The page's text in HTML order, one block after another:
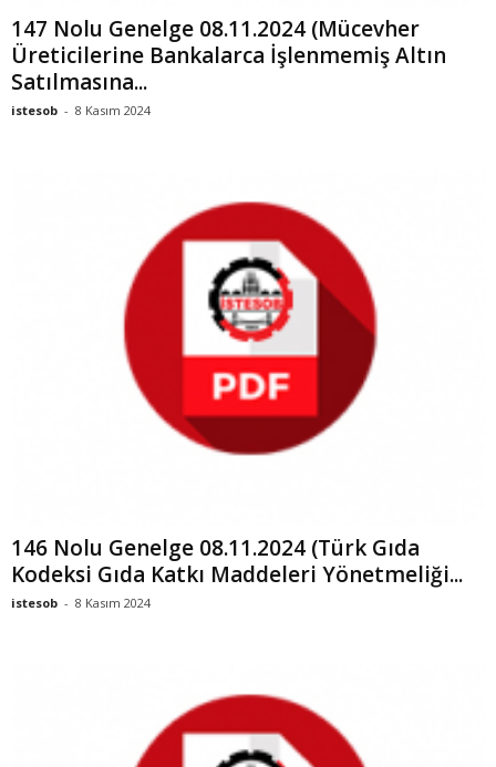
147 Nolu Genelge 08.11.2024 (Mücevher
Üreticilerine Bankalarca İşlenmemiş Altın
Satılmasına...
istesob - 8 Kasım 2024
146 Nolu Genelge 08.11.2024 (Türk Gıda
Kodeksi Gıda Katkı Maddeleri Yönetmeliği...
istesob - 8 Kasım 2024